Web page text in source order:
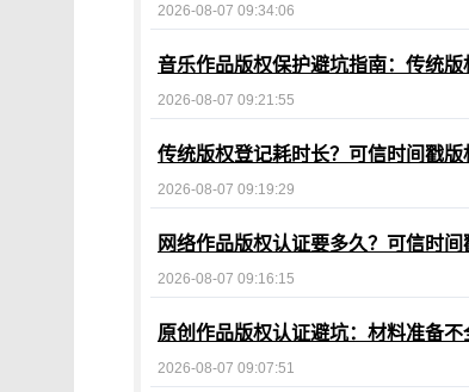
2026-08-07 09:34:06
音乐作品版权保护避坑指南：传统
2026-08-07 09:21:55
传统版权登记耗时长？可信时间戳
2026-08-07 09:19:29
网络作品版权认证要多久？可信时
2026-08-07 09:16:15
原创作品版权认证避坑：材料准备
2026-08-07 09:07:51